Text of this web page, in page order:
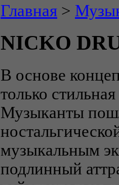
Главная >
NICKO
В основе
только
Музыканты
музыкальным
подлинный